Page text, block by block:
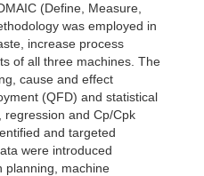
(Define, Measure,
was employed in
increase process
of all three machines. The
cause and effect
(QFD) and statistical
regression and Cp/Cpk
and targeted
were introduced
planning, machine